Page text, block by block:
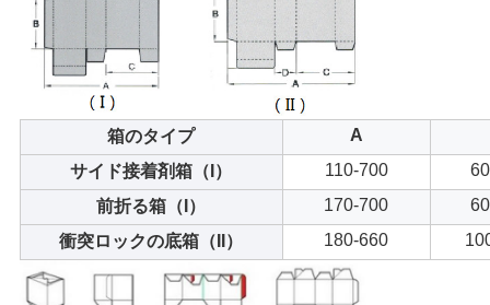
PRIVACY
POLICY
箱のタイプ
A
サイド接着剤箱（I）
110-700
前折る箱（I）
170-700
衝突ロックの底箱（II）
180-660